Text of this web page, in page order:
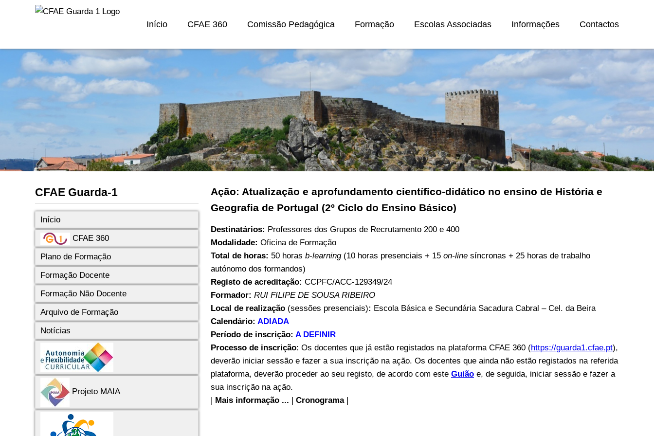
Início CFAE 360 Comissão Pedagógica Formação Escolas Associadas Informações Contactos
CFAE Guarda-1
Início
CFAE 360
Plano de Formação
Formação Docente
Formação Não Docente
Arquivo de Formação
Notícias
Projeto MAIA
Ação: Atualização e aprofundamento científico-didático no ensino de História e
Geografia de Portugal (2º Ciclo do Ensino Básico)
Destinatários: Professores dos Grupos de Recrutamento 200 e 400
Modalidade: Oficina de Formação
Total de horas: 50 horas b-learning(10 horas presenciais + 15 on-line síncronas + 25 horas de trabalho
autónomo dos formandos)
Registo de acreditação: CCPFC/ACC-129349/24
Formador: RUI FILIPE DE SOUSA RIBEIRO
Local de realização (sessões presenciais): Escola Básica e Secundária Sacadura Cabral – Cel. da Beira
Calendário: ADIADA
Período de inscrição: A DEFINIR
Processo de inscrição: Os docentes que já estão registados na plataforma CFAE 360 (https://guarda1.cfae.pt),
deverão iniciar sessão e fazer a sua inscrição na ação. Os docentes que ainda não estão registados na referida
plataforma, deverão proceder ao seu registo, de acordo com este Guião e, de seguida, iniciar sessão e fazer a
sua inscrição na ação.
| Mais informação ... | Cronograma|